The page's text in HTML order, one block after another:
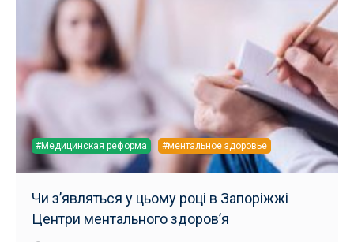
#Медицинская реформа #ментальное здоровье
Чи з’являться у цьому році в Запоріжжі
Центри ментального здоров’я